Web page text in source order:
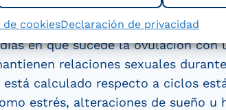
cookiesDeclaración de privacidad
en que sucede la ovulación con
relaciones sexuales
calculado respecto a ciclos
estrés, alteraciones de sueño u